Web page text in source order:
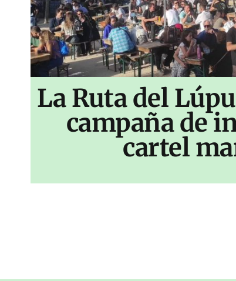
La Ruta del
campaña de
cartel